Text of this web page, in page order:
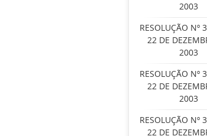
2003
RESOLUÇÃO Nº
22 DE
2003
RESOLUÇÃO Nº
22 DE
2003
RESOLUÇÃO Nº
22 DE